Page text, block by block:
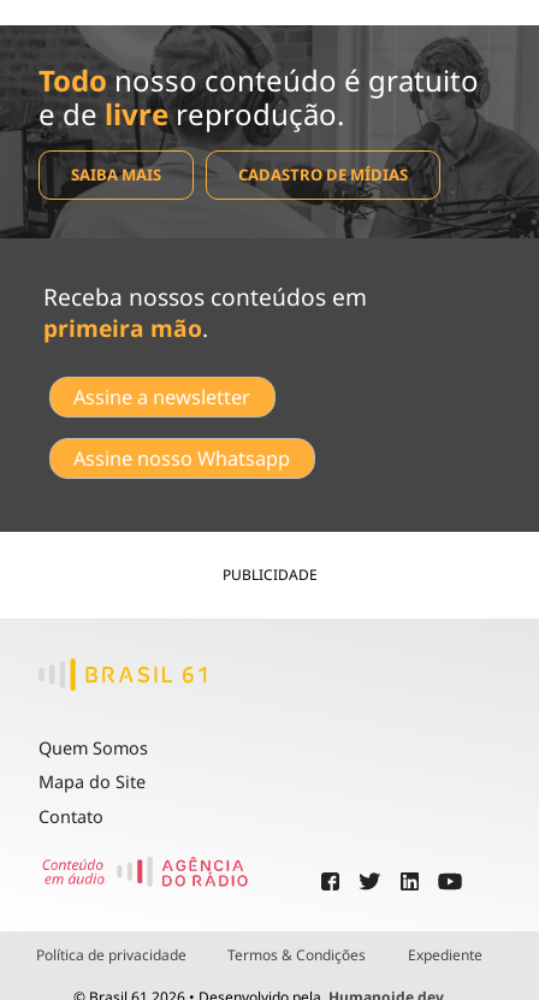
Todo nosso conteúdo é gratuito
e de livrereprodução.
SAIBA MAIS CADASTRO DE MÍDIAS
Receba nossos conteúdos em
primeira mão.
Assine a newsletter
Assine nosso Whatsapp
PUBLICIDADE
Quem Somos
Mapa do Site
Contato
Política de privacidade Termos & Condições Expediente